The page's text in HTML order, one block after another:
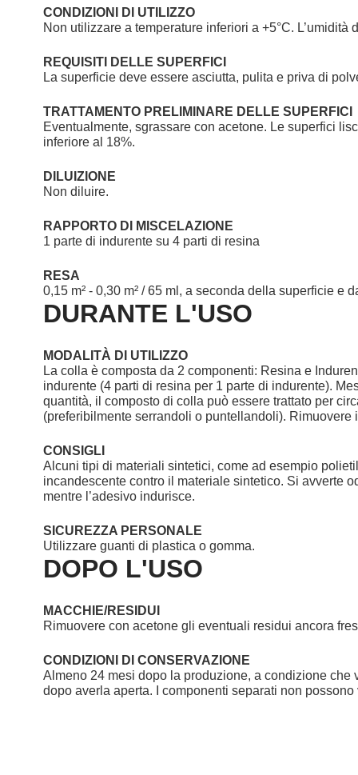
CONDIZIONI DI UTILIZZO
Non utilizzare a temperature inferiori a +5°C.
REQUISITI DELLE SUPERFICI
La superficie deve essere asciutta, pulita e priva di
TRATTAMENTO PRELIMINARE DELLE SUPERFICI
Eventualmente, sgrassare con acetone. Le superfici
inferiore al 18%.
DILUIZIONE
Non diluire.
RAPPORTO DI MISCELAZIONE
1 parte di indurente su 4 parti di resina
RESA
0,15 m² - 0,30 m² / 65 ml, a seconda della superficie
DURANTE L'USO
MODALITÀ DI UTILIZZO
La colla è composta da 2 componenti: Resina e
indurente (4 parti di resina per 1 parte di indurente).
quantità, il composto di colla può essere trattato per
(preferibilmente serrandoli o puntellandoli).
CONSIGLI
Alcuni tipi di materiali sintetici, come ad esempio
incandescente contro il materiale sintetico. Si avverte
mentre l’adesivo indurisce.
SICUREZZA PERSONALE
Utilizzare guanti di plastica o gomma.
DOPO L'USO
MACCHIE/RESIDUI
Rimuovere con acetone gli eventuali residui ancora
CONDIZIONI DI CONSERVAZIONE
Almeno 24 mesi dopo la produzione, a condizione che
dopo averla aperta. I componenti separati non